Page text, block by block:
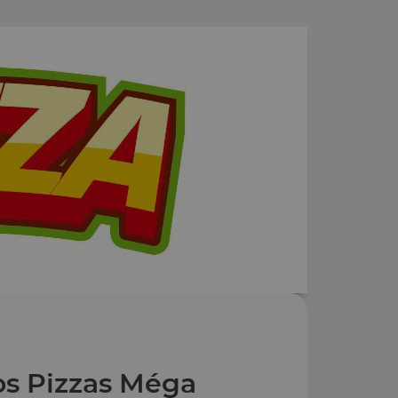
Pizzas Méga